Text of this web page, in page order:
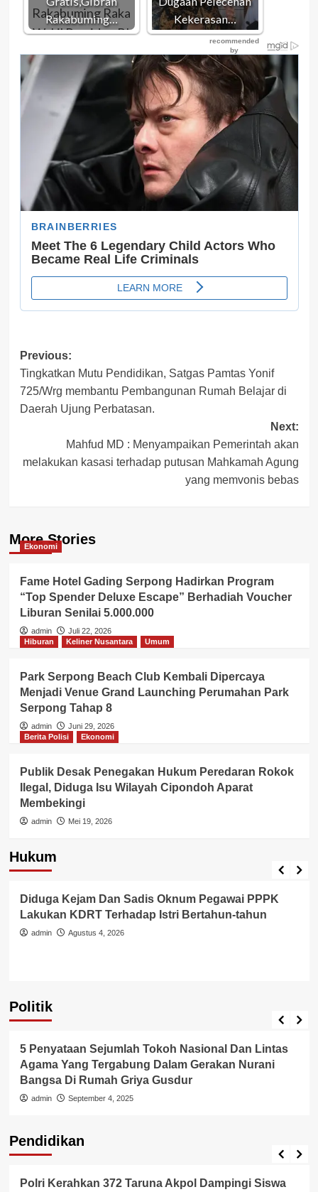
Rakabuming…
Kekerasan…
Post
navigation
Previous:
Tingkatkan Mutu Pendidikan, Satgas Pamtas Yonif
725/Wrg membantu Pembangunan Rumah Belajar di
Daerah Ujung Perbatasan.
Next:
Mahfud MD : Menyampaikan Pemerintah akan
melakukan kasasi terhadap putusan Mahkamah Agung
yang memvonis bebas
More Stories
Ekonomi
Fame Hotel Gading Serpong Hadirkan Program
“Top Spender Deluxe Escape” Berhadiah Voucher
Liburan Senilai 5.000.000
admin
Juli 22, 2026
Hiburan
Keliner Nusantara Umum
Park Serpong Beach Club Kembali Dipercaya
Menjadi Venue Grand Launching Perumahan Park
Serpong Tahap 8
admin
Juni 29, 2026
Berita Polisi
Ekonomi
Publik Desak Penegakan Hukum Peredaran Rokok
Ilegal, Diduga Isu Wilayah Cipondoh Aparat
Membekingi
admin Mei 19, 2026
Hukum
Berita Polisi
Diduga Kejam Dan Sadis Oknum Pegawai PPPK
Lakukan KDRT Terhadap Istri Bertahun-tahun
admin Agustus 4, 2026
Politik
Politik
5 Penyataan Sejumlah Tokoh Nasional Dan Lintas
Agama Yang Tergabung Dalam Gerakan Nurani
Bangsa Di Rumah Griya Gusdur
admin September 4, 2025
Pendidikan
Pendidikan
Polri Kerahkan 372 Taruna Akpol Dampingi Siswa